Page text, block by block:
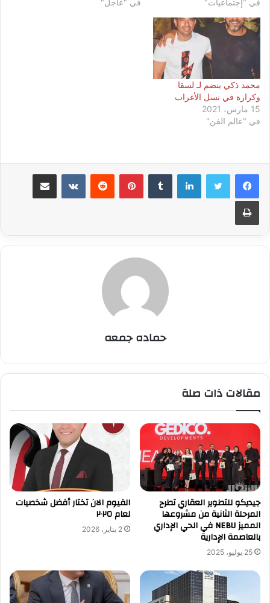
في "إجتماعيات" في "عاجل"
محمد ذكي ينضم لـ لسقا
وكرارة في نسل الأغراب
15 مارس، 2021
في "عالم الفن"
لينكدإن بينتيريست مشاركة عبر البريد
طباعة
حماده جمعه
مقالات ذات صلة
جيديكو للتطوير العقاري تطرح
المرحلة الثانية من مشروعها
المميز NEBU في الحي الإداري
بالعاصمة الإدارية
25 يوليو، 2025
‎الفيوم الان تختار أفضل شخصيات
لعام ٢٠٢٥
2 يناير، 2026